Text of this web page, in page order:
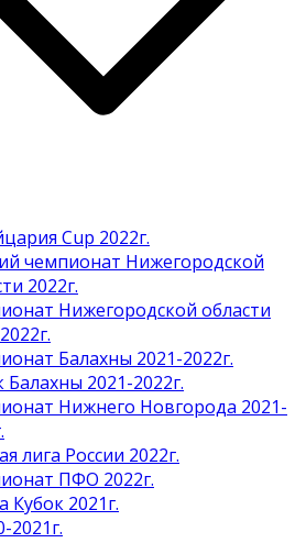
Cup 2022г.
чемпионат Нижегородской
2022г.
Нижегородской области
Балахны 2021-2022г.
Балахны 2021-2022г.
Нижнего Новгорода 2021-
лига России 2022г.
ПФО 2022г.
Кубок 2021г.
2021г.